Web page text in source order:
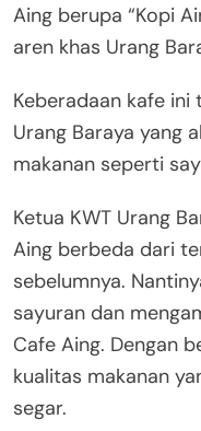
Aing berupa “Kopi
aren khas Urang
Keberadaan kafe ini
Urang Baraya yang
makanan seperti
Ketua KWT Urang
Aing berbeda dari
sebelumnya.
sayuran dan
Cafe Aing. Dengan
kualitas makanan
segar.